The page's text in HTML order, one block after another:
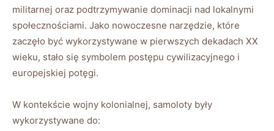
militarnej oraz podtrzymywanie dominacji nad lokalnymi
społecznościami. Jako nowoczesne narzędzie, które
zaczęło być wykorzystywane w pierwszych dekadach XX
wieku, stało się symbolem postępu cywilizacyjnego i
europejskiej potęgi.
W kontekście wojny kolonialnej, samoloty były
wykorzystywane do: